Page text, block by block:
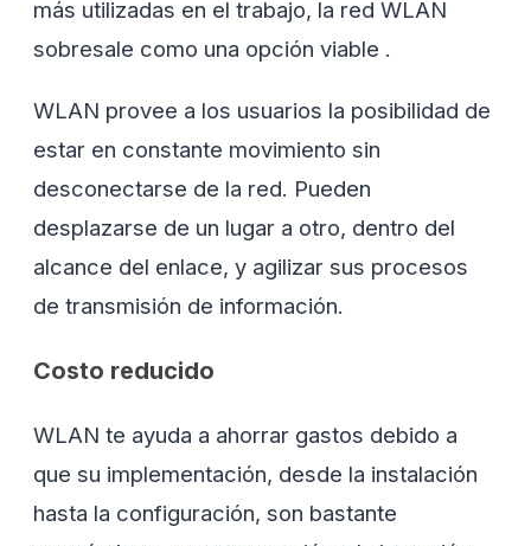
más utilizadas en el trabajo, la red WLAN
sobresale como una opción viable .
WLAN provee a los usuarios la posibilidad de
estar en constante movimiento sin
desconectarse de la red. Pueden
desplazarse de un lugar a otro, dentro del
alcance del enlace, y agilizar sus procesos
de transmisión de información.
Costo reducido
WLAN te ayuda a ahorrar gastos debido a
que su implementación, desde la instalación
hasta la configuración, son bastante